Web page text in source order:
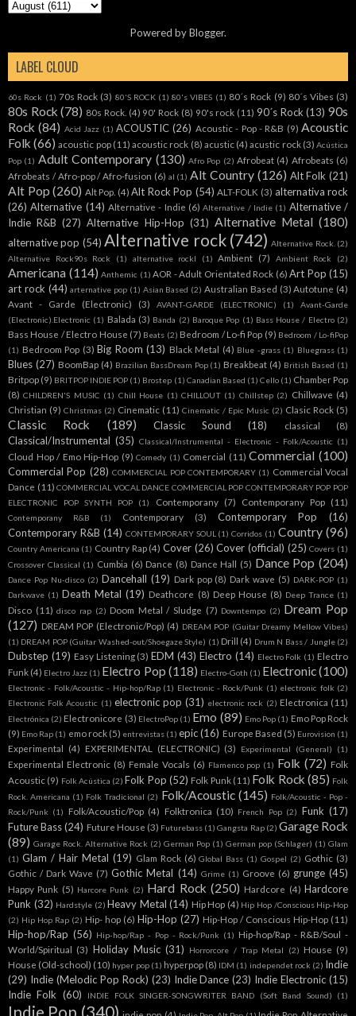
Powered byBlogger.
LABEL CLOUD
60s Rock (1) 70s Rock (3) 80'S ROCK (1) 80's VIBES (1) 80´s Rock (9) 80´s Vibes (3)
80s Rock (78) 80s Rock. (4) 90' Rock (8) 90's rock (11) 90´s Rock (13) 90s
Rock (84) Acid Jazz (1) ACOUSTIC (26) Acoustic - Pop - R&B (9) Acoustic
Folk (66) acoustic pop (11) acoustic rock (8) acustic (4) acustic rock (3) Acústica
Pop (1) Adult Contemporary (130) Afro Pop (2) Afrobeat (4) Afrobeats (6)
Afrobeats / Afro-pop / Afro-fusion (6) al (1) Alt Country (126) Alt Folk (21)
Alt Pop (260) Alt Pop. (4) Alt Rock Pop (54) ALT-FOLK (3) alternativa rock
(26) Alternative (14) Alternative - Indie (6) Alternative / Indie (1) Alternative /
Indie R&B (27) Alternative Hip-Hop (31) Alternative Metal (180)
alternative pop (54) Alternative rock (742) Alternative Rock. (2)
Alternative Rock90s Rock
(1) alternative rockl (1) Ambient (7) Ambient Rock (2)
Americana (114) Anthemic (1) AOR - Adult Orientated Rock (6) Art Pop (15)
art rock (44) arternative pop (1) Asian Based (2) Australian Based (3) Autotune (4)
Avant - Garde (Electronic)
(3) AVANT-GARDE (ELECTRONIC) (1)
Avant-Garde
(Electronic).Electronic (1) Balada (3) Banda (2) Baroque Pop (1) Bass House / Electro (2)
Bass House / Electro House (7) Beats (2) Bedroom / Lo-fi Pop (9) Bedroom / Lo-fiPop
(1) Bedroom Pop (3) Big Room (13) Black Metal (4) Blue -grass (1) Bluegrass (1)
Blues (27) BoomBap (4) Brazilian BassDream Pop (1) Breakbeat (4) British Based (1)
Britpop (9) BRITPOP INDIE POP (1) Brostep (1) Canadian Based (1) Cello (1) Chamber Pop
(8) CHILDREN'S MUSIC (1) Chill House (1) CHILLOUT (1) Chillstep (2) Chillwave (4)
Christian (9) Christmas (2) Cinematic (11) Cinematic / Epic Music (2) Clasic Rock (5)
Classic Rock (189) Classic Sound (18) classical (8)
Classical/Instrumental (35) Classical/Instrumental - Electronic - Folk/Acoustic (1)
Cloud Hop / Emo Hip-Hop (9) Comedy (1) Comercial (11) Commercial (100)
Commercial Pop (28) COMMERCIAL POP CONTEMPORARY (1) Commercial Vocal
Dance (11) COMMERCIAL VOCAL DANCE COMMERCIAL POP CONTEMPORARY POP POP
ELECTRONIC POP SYNTH POP
(1) Contemporany (7) Contemporany Pop (11)
Contemporany R&B (1) Contemporary (3) Contemporary Pop
(16)
Contemporary R&B (14) CONTEMPORARY SOUL (1) Corridos (1) Country (96)
Country Americana (1) Country Rap (4) Cover (26) Cover (official) (25) Covers (1)
Crossover Classical (1) Cumbia (6) Dance (8) Dance Hall (5) Dance Pop (204)
Dance Pop Nu-disco (2) Dancehall (19) Dark pop (8) Dark wave (5) DARK-POP (1)
Darkwave (1) Death Metal (19) Deathcore (8) Deep House (8) Deep Trance (1)
Disco (11) disco rap (2) Doom Metal / Sludge (7) Downtempo (2) Dream Pop
(127) DREAM POP (Electronic/Pop) (4) DREAM POP (Guitar Dreamy Mellow Vibes)
(1) DREAM POP (Guitar Washed-out/Shoegaze Style) (1) Drill (4) Drum N Bass / Jungle (2)
Dubstep (19) Easy Listening (3) EDM (43) Electro (14) Electro Folk (1) Electro
Funk (4) Electro Jazz (1) Electro Pop (118) Electro-Goth (1) Electronic(100)
Electronic - Folk/Acoustic - Hip-hop/Rap (1) Electronic - Rock/Punk (1) electronic folk (2)
Electronic Folk Acoustic (1) electronic pop (31) electronic rock (2) Electronica (11)
Electrónica (2) Electronicore (3) ElectroPop (1) Emo (89) Emo Pop (1) Emo Pop Rock
(9) Emo Rap (1) emo rock (5) entrevistas (1) epic (16) Europe Based (5) Eurovision (1)
Experimental (4) EXPERIMENTAL (ELECTRONIC) (3) Experimental (General) (1)
Experimental Electronic (8) Female Vocals (6) Flamenco pop (1) Folk (72) Folk
Acoustic (9) Folk Acústica (2) Folk Pop (52) Folk Punk (11) Folk Rock (85) Folk
Rock. Americana (1) Folk Tradicional (2) Folk/Acoustic (145) Folk/Acoustic - Pop -
Rock/Punk (1) Folk/Acoustic/Pop (4) Folktronica (10) French Pop (2) Funk (17)
Future Bass (24) Future House (3) Futurebass (1) Gangsta Rap (2) Garage Rock
(89) Garage Rock. Alternative Rock (2) German Pop (1) German pop (Schlager) (1) Glam
(1) Glam / Hair Metal (19) Glam Rock (6) Global Bass (1) Gospel (2) Gothic (3)
Gothic / Dark Wave (7) Gothic Metal (14) Grime (1) Groove (6) grunge (45)
Happy Punk (5) Harcore Punk (2) Hard Rock (250) Hardcore (4) Hardcore
Punk (32) Hardstyle (2) Heavy Metal (14) Hip Hop (4) Hip Hop /Conscious Hip-Hop
(2) Hip Hop Rap (2) Hip- hop (6) Hip-Hop (27) Hip-Hop / Conscious Hip-Hop (11)
Hip-hop/Rap (56) Hip-hop/Rap - Pop - Rock/Punk (1) Hip-hop/Rap - R&B/Soul -
World/Spiritual (3) Holiday Music (31) Horrorcore / Trap Metal (2) House (9)
House (Old-school) (10) hyper pop (1) hyperpop (8) IDM (1) independet rock (2) Indie
(29) Indie (Melodic Pop Rock) (23) Indie Dance (23) Indie Electronic (15)
Indie Folk (60) INDIE FOLK SINGER-SONGWRITER BAND (Soft Band Sound) (1)
Indie Pop (340)